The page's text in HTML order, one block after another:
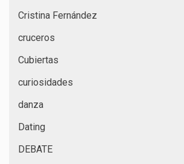
Cristina Fernández
cruceros
Cubiertas
curiosidades
danza
Dating
DEBATE